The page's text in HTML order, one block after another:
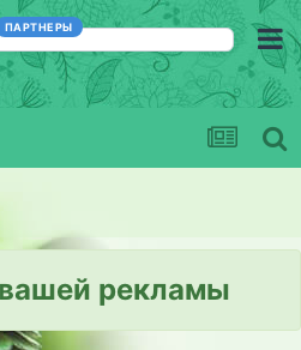
ПАРТНЕРЫ
рекламы